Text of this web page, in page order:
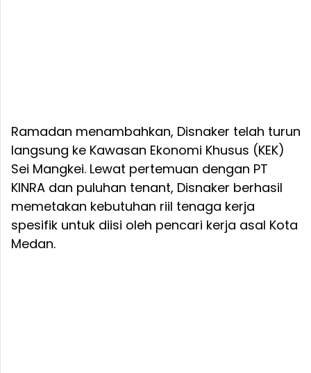
Ramadan menambahkan, Disnaker telah turun
langsung ke Kawasan Ekonomi Khusus (KEK)
Sei Mangkei. Lewat pertemuan dengan PT
KINRA dan puluhan tenant, Disnaker berhasil
memetakan kebutuhan riil tenaga kerja
spesifik untuk diisi oleh pencari kerja asal Kota
Medan.